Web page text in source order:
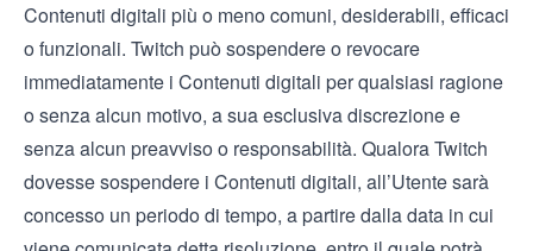
Contenuti digitali più o meno comuni, desiderabili, efficaci
o funzionali. Twitch può sospendere o revocare
immediatamente i Contenuti digitali per qualsiasi ragione
o senza alcun motivo, a sua esclusiva discrezione e
senza alcun preavviso o responsabilità. Qualora Twitch
dovesse sospendere i Contenuti digitali, all’Utente sarà
concesso un periodo di tempo, a partire dalla data in cui